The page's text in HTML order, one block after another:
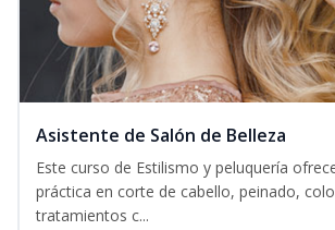
Asistente de Salón de Belleza
Este curso de Estilismo y peluquería
práctica en corte de cabello, peinado,
tratamientos c...